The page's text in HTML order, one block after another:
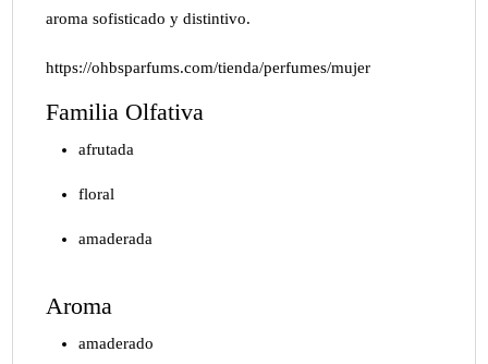
aroma sofisticado y distintivo.
https://ohbsparfums.com/tienda/perfumes/mujer
Familia Olfativa
afrutada
floral
amaderada
Aroma
amaderado